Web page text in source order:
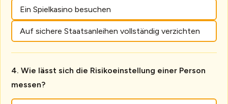
Ein Spielkasino besuchen
Auf sichere Staatsanleihen vollständig verzichten
Wie lässt sich die Risikoeinstellung einer Person
messen?